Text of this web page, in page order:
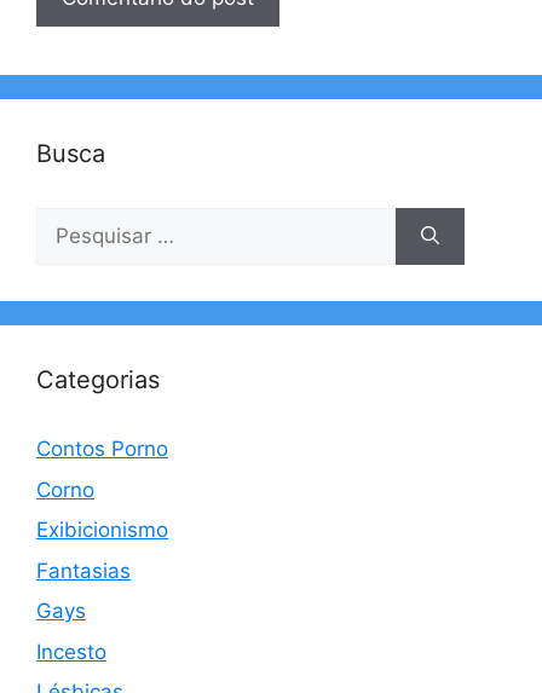
Busca
Pesquisar
Categorias
Contos Porno
Corno
Exibicionismo
Fantasias
Gays
Incesto